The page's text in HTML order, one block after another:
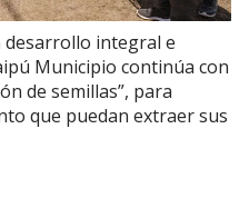
integral e
Municipio continúa con
de semillas”, para
que puedan extraer sus